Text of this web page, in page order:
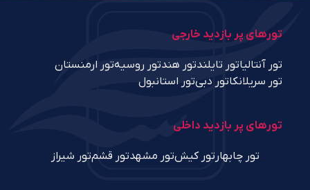
تورهای پر بازدید خارجی
تور آنتالیاتور تایلندتور هندتور روسیهتور ارمنستان
تور سریلانکاتور دبیتور استانبول
تورهای پر بازدید داخلی
تور چابهار تور کیشتور مشهدتور قشمتور شیراز